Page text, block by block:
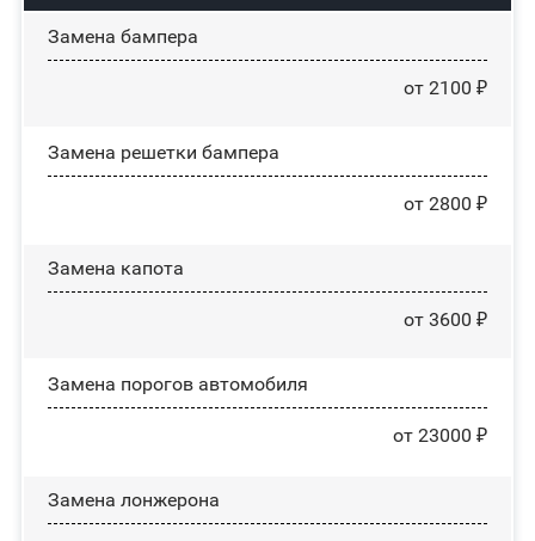
Замена бампера
от 2100 ₽
Замена решетки бампера
от 2800 ₽
Замена капота
от 3600 ₽
Замена порогов автомобиля
от 23000 ₽
Замена лонжерона